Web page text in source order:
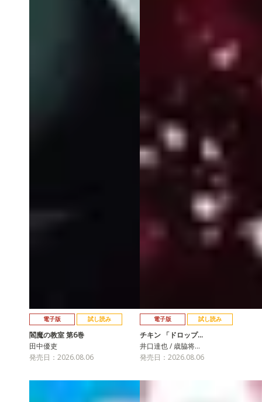
電子版 試し読み
閻魔の教室 第6巻
田中優吏
発売日：2026.08.06
電子版 試し読み
チキン 「ドロップ…
井口達也 / 歳脇将…
発売日：2026.08.06